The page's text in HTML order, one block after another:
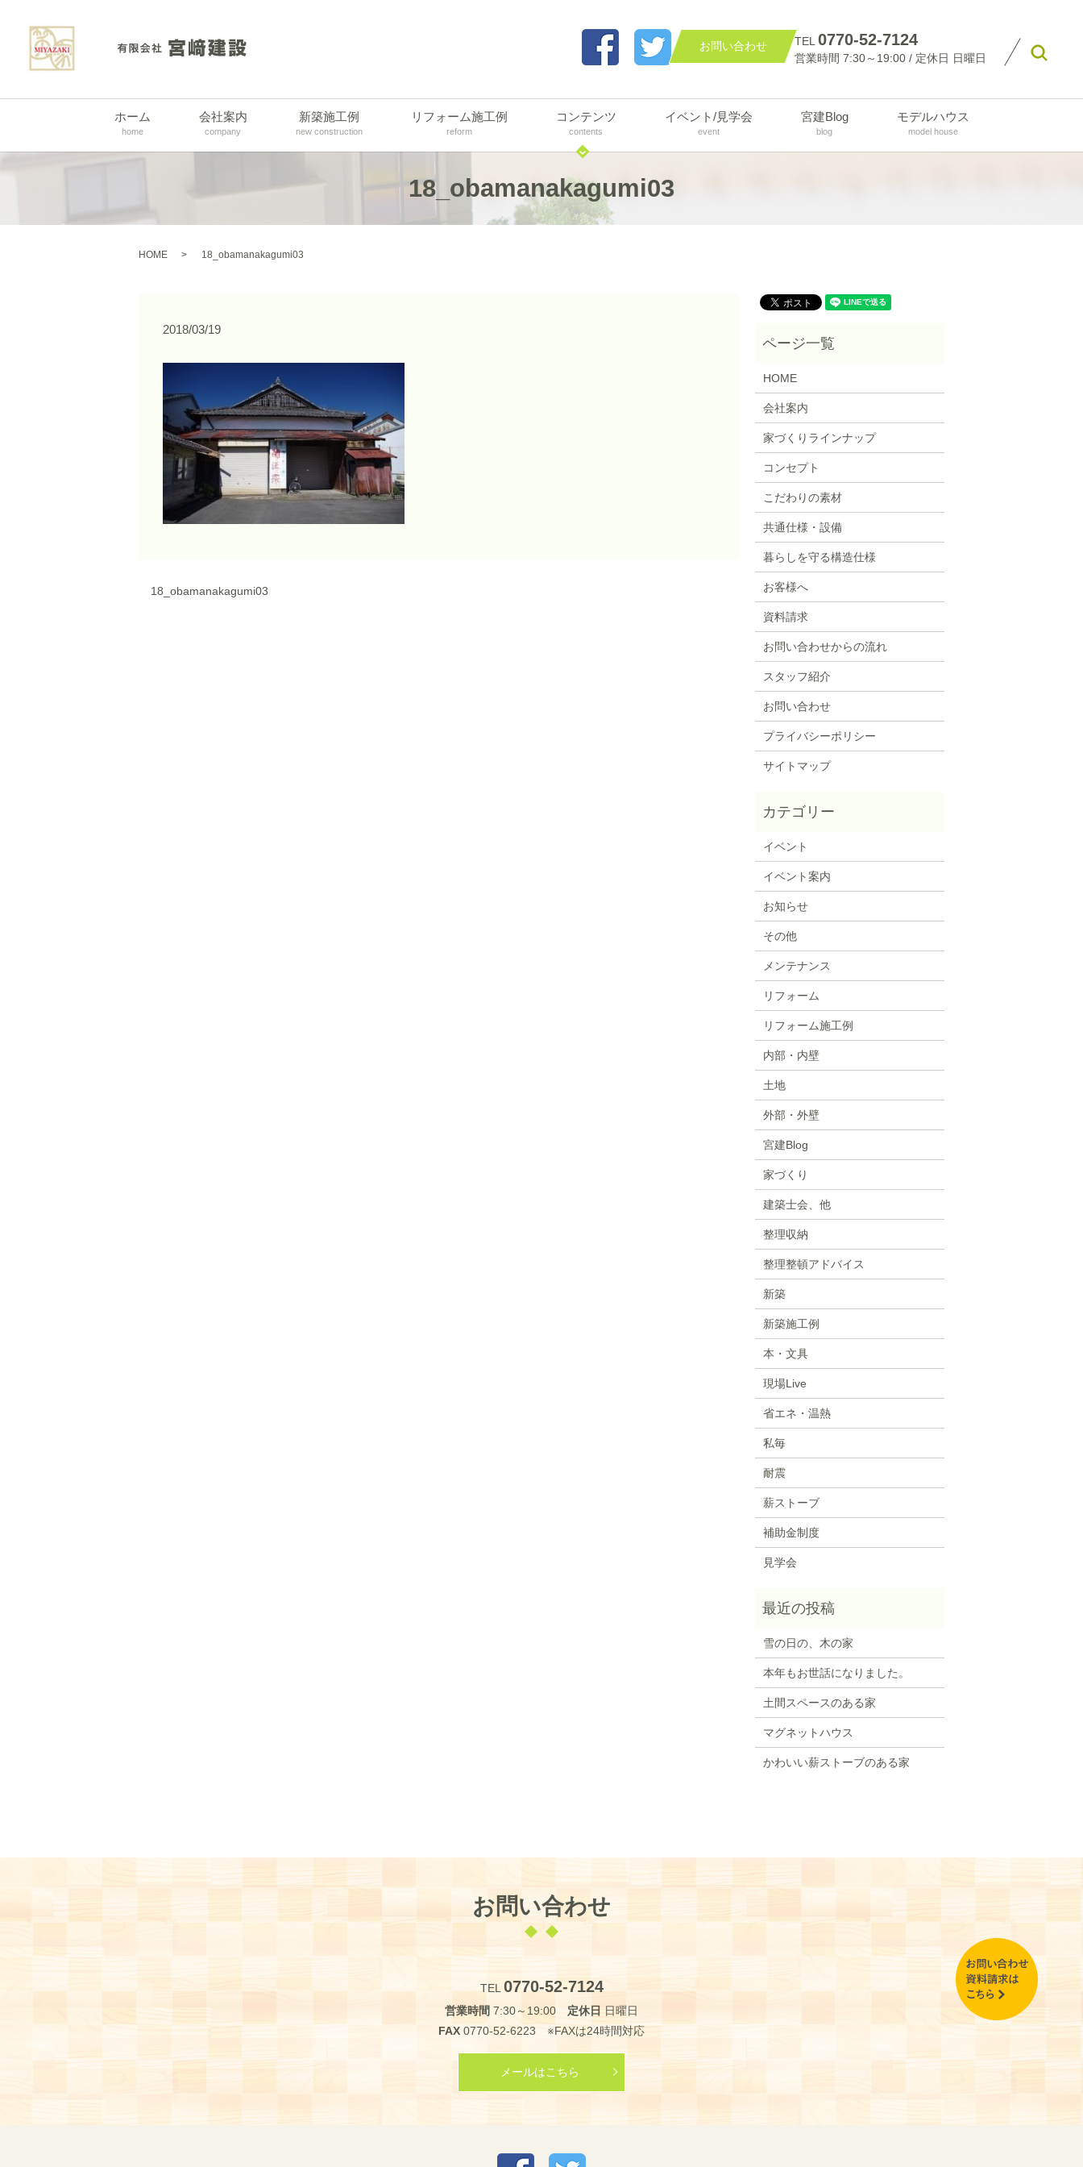
お問い合わせ TEL 0770-52-7124
営業時間 7:30～19:00 / 定休日 日曜日
ホーム
home
会社案内
company
新築施工例
new construction
リフォーム施工例
reform
コンテンツ
contents
イベント/見学会
event
宮建Blog
blog
モデルハウス
model house
18_obamanakagumi03
HOME 18_obamanakagumi03
2018/03/19
18_obamanakagumi03
HOME
会社案内
家づくりラインナップ
コンセプト
こだわりの素材
共通仕様・設備
暮らしを守る構造仕様
お客様へ
資料請求
お問い合わせからの流れ
スタッフ紹介
お問い合わせ
プライバシーポリシー
サイトマップ
イベント
イベント案内
お知らせ
その他
メンテナンス
リフォーム
リフォーム施工例
内部・内壁
土地
外部・外壁
宮建Blog
家づくり
建築士会、他
整理収納
整理整頓アドバイス
新築
新築施工例
本・文具
現場Live
省エネ・温熱
私毎
耐震
薪ストーブ
補助金制度
見学会
雪の日の、木の家
本年もお世話になりました。
土間スペースのある家
マグネットハウス
かわいい薪ストーブのある家
お問い合わせ
TEL 0770-52-7124
営業時間 7:30～19:00 定休日 日曜日
FAX 0770-52-6223 ※FAXは24時間対応
メールはこちら